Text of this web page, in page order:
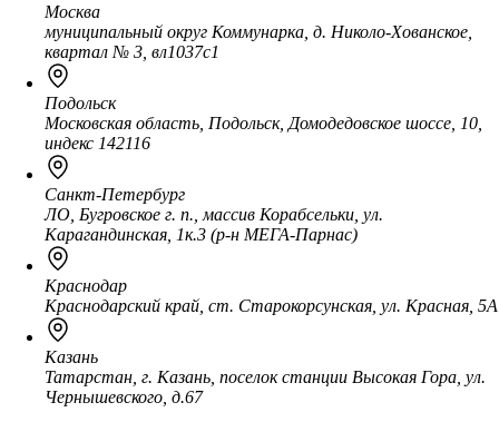
Москва
муниципальный округ Коммунарка, д. Николо-Хованское,
квартал № 3, вл1037с1
Подольск
Московская область, Подольск, Домодедовское шоссе, 10,
индекс 142116
Санкт-Петербург
ЛО, Бугровское г. п., массив Корабсельки, ул.
Карагандинская, 1к.3 (р-н МЕГА-Парнас)
Краснодар
Краснодарский край, ст. Старокорсунская, ул. Красная, 5А
Казань
Татарстан, г. Казань, поселок станции Высокая Гора, ул.
Чернышевского, д.67